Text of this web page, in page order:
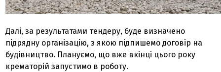
Далі, за результатами тендеру, буде визначено
підрядну організацію, з якою підпишемо договір на
будівництво. Плануємо, що вже вкінці цього року
крематорій запустимо в роботу.